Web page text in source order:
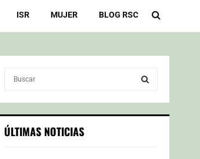
ISR MUJER BLOG RSC
c
h
S
ÚLTIMAS NOTICIAS